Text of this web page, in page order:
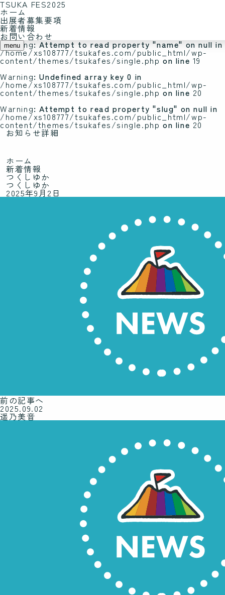
TSUKA FES2025
ホーム
出展者募集要項
新着情報
お問い合わせ
menu
Warning
/home/xs108777/tsukafes.com/public_html/wp-
content/themes/tsukafes/single.php
Warning: Attempt to read property "name" on null in
/home/xs108777/tsukafes.com/public_html/wp-
content/themes/tsukafes/single.php on line 19
Warning: Undefined array key 0 in
/home/xs108777/tsukafes.com/public_html/wp-
content/themes/tsukafes/single.php on line 20
Warning: Attempt to read property "slug" on null in
/home/xs108777/tsukafes.com/public_html/wp-
content/themes/tsukafes/single.php on line 20
お知らせ詳細
ホーム
新着情報
つくしゆか
つくしゆか
2025年9月2日
前の記事へ
2025.09.02
遥乃美音